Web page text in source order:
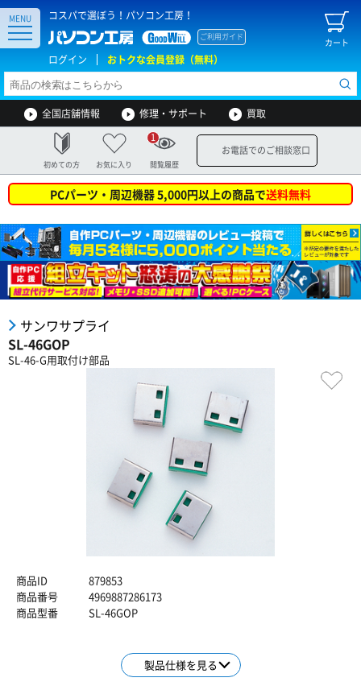
コスパで選ぼう！パソコン工房！
カート
ご利用ガイド
ログイン おトクな会員登録（無料）
MENU
全国店舗情報 修理・サポート 買取
初めての方 お気に入り 閲覧履歴
1
お電話でのご相談窓口
PCパーツ・周辺機器 5,000円以上の商品で送料無料
サンワサプライ
SL-46GOP
SL-46-G用取付け部品
商品ID
879853
商品番号
4969887286173
商品型番
SL-46GOP
製品仕様を見る